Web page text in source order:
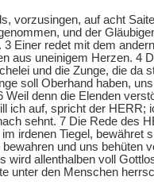
vorzusingen, auf acht
und der
3 Einer redet mit dem
aus uneinigem Herzen. 4
und die Zunge, die da
soll Oberhand haben,
Weil denn die Elenden
ich auf, spricht der HERR;
sehnt. 7 Die Rede des
irdenen Tiegel, bewähret
und uns behüten
wird allenthalben voll
unter den Menschen